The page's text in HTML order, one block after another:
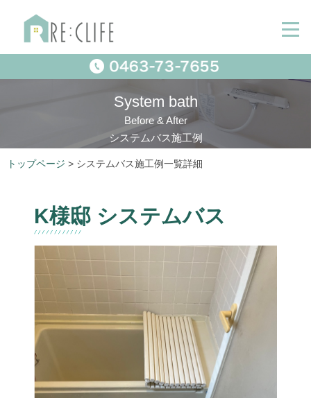
System bath
Before & After
システムバス施工例
トップページ > システムバス施工例一覧詳細
K様邸 システムバス